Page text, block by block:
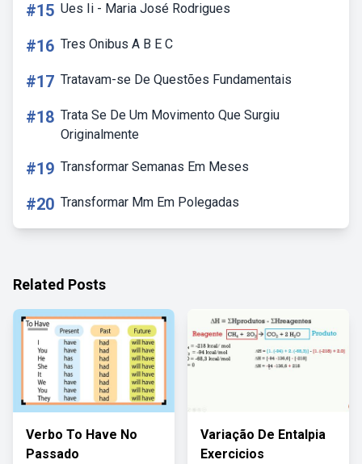
#15 Ues Ii - Maria José Rodrigues
#16 Tres Onibus A B E C
#17 Tratavam-se De Questões Fundamentais
#18 Trata Se De Um Movimento Que Surgiu
Originalmente
#19 Transformar Semanas Em Meses
#20 Transformar Mm Em Polegadas
Related Posts
Verbo To Have No
Passado
Variação De Entalpia
Exercicios